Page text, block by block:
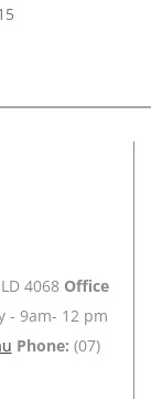
4068 Office
- 9am- 12 pm
Phone: (07)